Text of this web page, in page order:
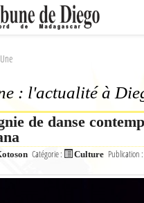
: l'actualité à
de danse
Catégorie : Culture Publication :